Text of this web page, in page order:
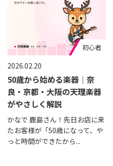
2026.02.20
50歳から始める楽器｜奈
良・京都・大阪の天理楽器
がやさしく解説
かなで 鹿島さん！先日お店に来
たお客様が「50歳になって、や
っと時間ができたから...
初心者